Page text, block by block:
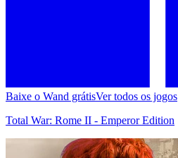
Baixe o Wand grátisVer todos os jogos
Total War: Rome II - Emperor Edition